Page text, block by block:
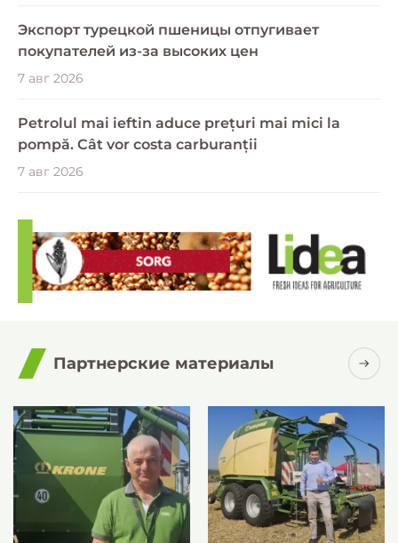
Экспорт турецкой пшеницы отпугивает
покупателей из-за высоких цен
7 авг 2026
Petrolul mai ieftin aduce prețuri mai mici la
pompă. Cât vor costa carburanții
7 авг 2026
Партнерские материалы